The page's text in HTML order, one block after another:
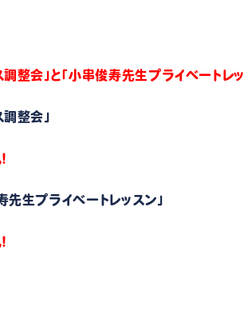
調整会」と「小串俊寿先生プライベー
調整会」
先生プライベートレッスン」